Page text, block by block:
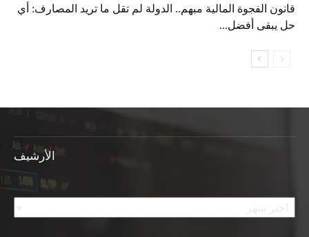
قانون الفجوة المالية مبهم.. الدولة لم تقل ما تريد المصارف: أي
حل يبقى أفضل...
الأرشيف
الأرشيف